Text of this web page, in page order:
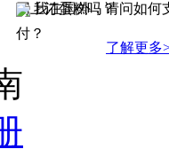
网上订蛋糕吗？
我在国外，请问如何
付？
了解更多